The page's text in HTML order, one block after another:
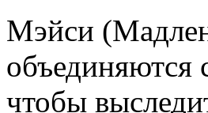
Мэйси
чтобы